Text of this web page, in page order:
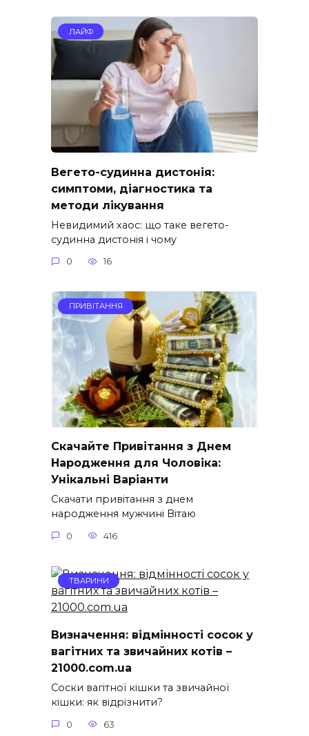
ЛАЙФ
Вегето-судинна дистонія:
симптоми, діагностика та
методи лікування
Невидимий хаос: що таке вегето-
судинна дистонія і чому
0 16
ПРИВІТАННЯ
Скачайте Привітання з Днем
Народження для Чоловіка:
Унікальні Варіанти
Скачати привітання з днем
народження мужчині Вітаю
0 416
ТВАРИНИ
Визначення: відмінності сосок у
вагітних та звичайних котів –
21000.com.ua
Соски вагітної кішки та звичайної
кішки: як відрізнити?
0 63